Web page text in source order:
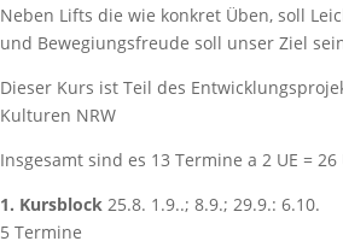
Neben Lifts die wie konkret Üben, soll
und Bewegiungsfreude soll unser Ziel
Dieser Kurs ist Teil des
Kulturen NRW
Insgesamt sind es 13 Termine a 2 UE = 26
1. Kursblock 25.8. 1.9..; 8.9.; 29.9.: 6.10.
5 Termine